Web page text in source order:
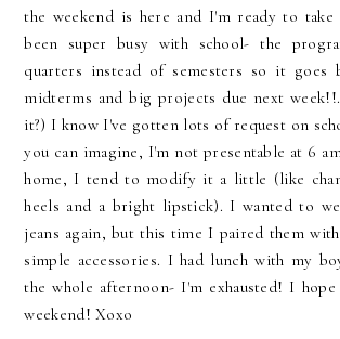
the weekend is here and I'm ready to
been super busy with school- the
quarters instead of semesters so it goes
midterms and big projects due next
it?) I know I've gotten lots of request on
you can imagine, I'm not presentable at 6
home, I tend to modify it a little (like
heels and a bright lipstick). I wanted to
jeans again, but this time I paired them
simple accessories. I had lunch with my
the whole afternoon- I'm exhausted! I hope
weekend! Xoxo